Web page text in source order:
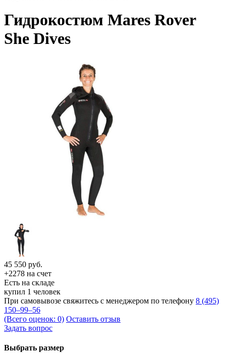
Гидрокостюм Mares Rover
She Dives
45 550 руб.
+2278 на счет
Есть на складе
купил 1 человек
При самовывозе свяжитесь с менеджером по телефону 8 (495)
150–99–56
(Всего оценок: 0) Оставить отзыв
Задать вопрос
Выбрать размер